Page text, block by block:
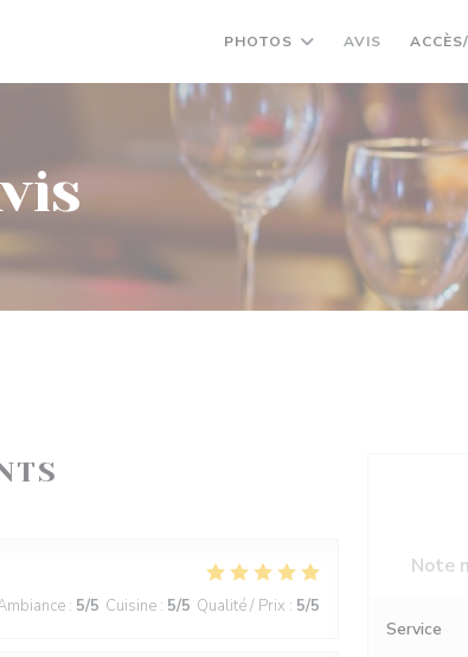
PHOTOS AVIS
: 5/5 Cuisine : 5/5 Qualité / Prix : 5/5
Note
Service